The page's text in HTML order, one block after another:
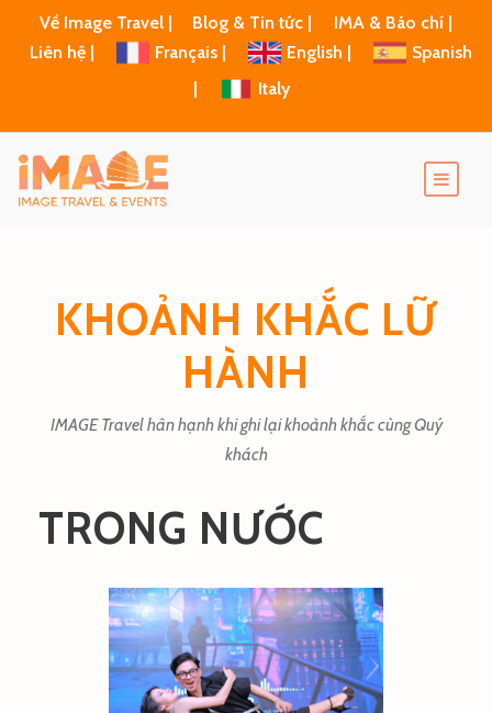
Về Image Travel | Blog & Tin tức |
IMA & Báo chí |
Liên hệ |
Français | English |
Spanish
Italy
KHOẢNH KHẮC LỮ
HÀNH
IMAGE Travel hân hạnh khi ghi lại khoảnh khắc cùng Quý
khách
TRONG NƯỚC